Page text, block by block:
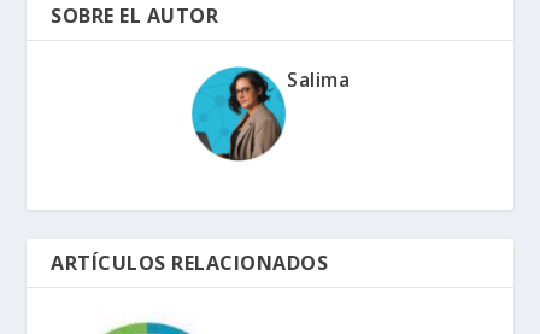
SOBRE EL AUTOR
Salima
ARTÍCULOS RELACIONADOS